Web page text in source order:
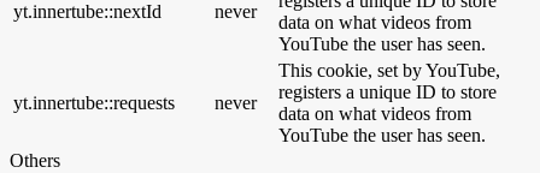
yt.innertube::nextId never
data on what videos from
YouTube the user has seen.
yt.innertube::requests never
This cookie, set by YouTube,
registers a unique ID to store
data on what videos from
YouTube the user has seen.
Others